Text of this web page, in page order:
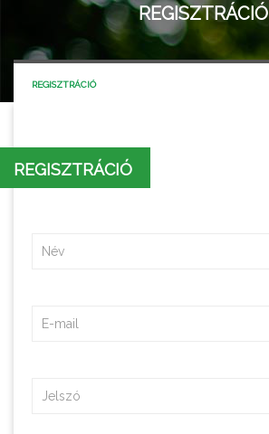
REGISZTRÁCIÓ
REGISZTRÁCIÓ
REGISZTRÁCIÓ